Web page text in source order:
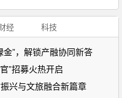
经 科技
金”，解锁产融协同新答
”招募火热开启
兴与文旅融合新篇章